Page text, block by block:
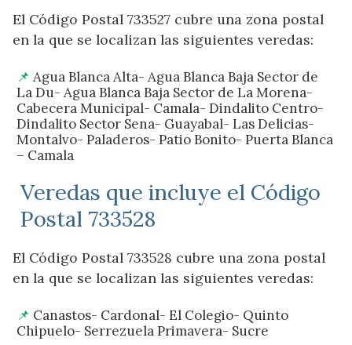
El Código Postal 733527 cubre una zona postal
en la que se localizan las siguientes veredas:
Agua Blanca Alta- Agua Blanca Baja Sector de
La Du- Agua Blanca Baja Sector de La Morena-
Cabecera Municipal- Camala- Dindalito Centro-
Dindalito Sector Sena- Guayabal- Las Delicias-
Montalvo- Paladeros- Patio Bonito- Puerta Blanca
– Camala
Veredas que incluye el Código
Postal 733528
El Código Postal 733528 cubre una zona postal
en la que se localizan las siguientes veredas:
Canastos- Cardonal- El Colegio- Quinto
Chipuelo- Serrezuela Primavera- Sucre